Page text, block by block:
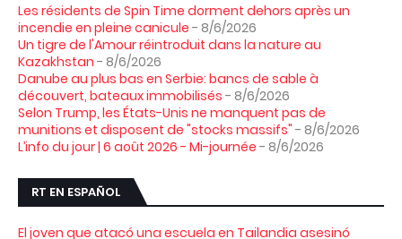
Les résidents de Spin Time dorment dehors après un
incendie en pleine canicule - 8/6/2026
Un tigre de l'Amour réintroduit dans la nature au
Kazakhstan - 8/6/2026
Danube au plus bas en Serbie: bancs de sable à
découvert, bateaux immobilisés - 8/6/2026
Selon Trump, les États-Unis ne manquent pas de
munitions et disposent de "stocks massifs" - 8/6/2026
L’info du jour | 6 août 2026 - Mi-journée - 8/6/2026
RT EN ESPAÑOL
El joven que atacó una escuela en Tailandia asesinó